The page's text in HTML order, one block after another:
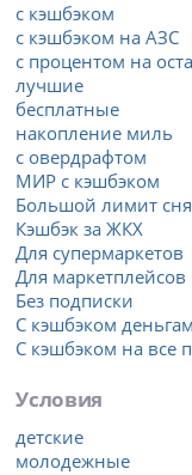
с кэшбэком
с кэшбэком на АЗС
с процентом на
лучшие
бесплатные
накопление миль
с овердрафтом
МИР с кэшбэком
Большой лимит
Кэшбэк за ЖКХ
Для супермаркетов
Для маркетплейсов
Без подписки
С кэшбэком
С кэшбэком на все
Условия
детские
молодежные